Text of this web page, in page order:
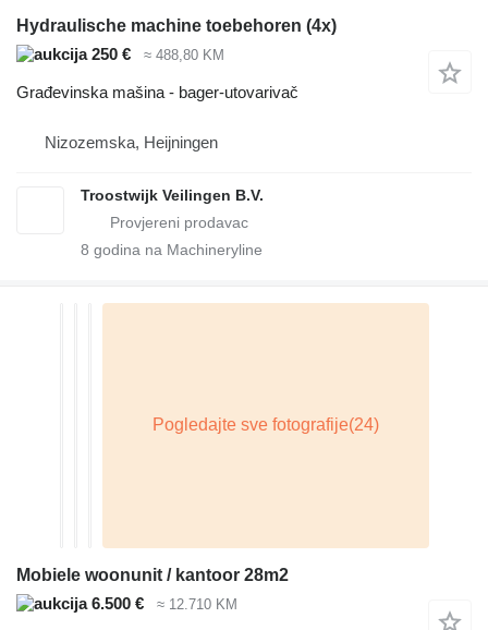
Hydraulische machine toebehoren (4x)
250 €
≈ 488,80 KM
Građevinska mašina - bager-utovarivač
Nizozemska, Heijningen
Troostwijk Veilingen B.V.
8 godina na Machineryline
Mobiele woonunit / kantoor 28m2
6.500 €
≈ 12.710 KM